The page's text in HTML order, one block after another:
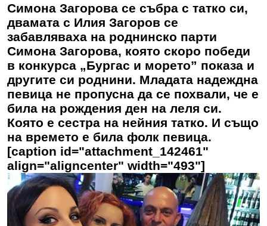
Симона Загорова се събра с татко си,
двамата с Илия Загоров се
забавляваха на роднинско парти
Симона Загорова, която скоро победи
в конкурса „Бургас и морето” показа и
другите си роднини. Младата надеждна
певица не пропусна да се похвали, че е
била на рождения ден на леля си.
Която е сестра на нейния татко. И също
на времето е била фолк певица.
[caption id="attachment_142461"
align="aligncenter" width="493"]